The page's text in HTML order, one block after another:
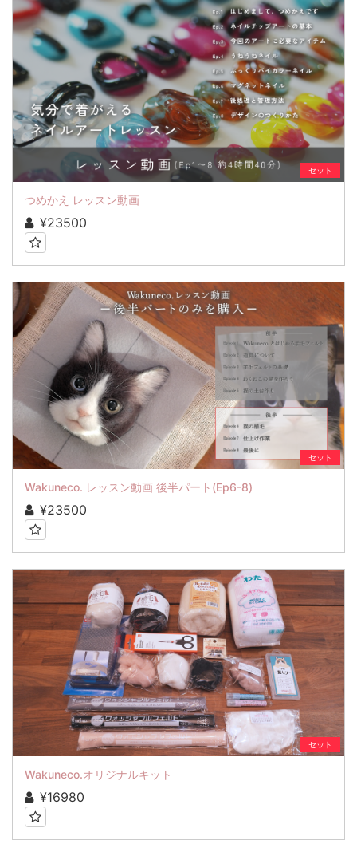
セット
つめかえ レッスン動画
¥23500
セット
Wakuneco. レッスン動画 後半パート(Ep6-8)
¥23500
セット
Wakuneco.オリジナルキット
¥16980